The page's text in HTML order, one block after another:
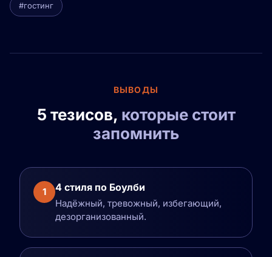
#гостинг
ВЫВОДЫ
5 тезисов, которые стоит
запомнить
1 4 стиля по Боулби
Надёжный, тревожный, избегающий,
дезорганизованный.